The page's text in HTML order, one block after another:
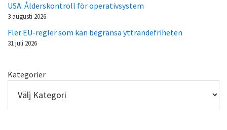
USA: Ålderskontroll för operativsystem
3 augusti 2026
Fler EU-regler som kan begränsa yttrandefriheten
31 juli 2026
Kategorier